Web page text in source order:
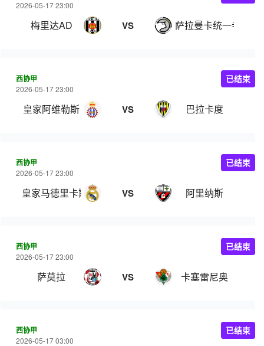
2026-05-17 23:00
梅里达AD VS 萨拉曼卡统一者
西协甲
2026-05-17 23:00
皇家阿维勒斯 VS 巴拉卡度
已结束
西协甲
2026-05-17 23:00
皇家马德里卡斯蒂亚 VS 阿里纳斯
已结束
西协甲
2026-05-17 23:00
萨莫拉 VS 卡塞雷尼奥
已结束
西协甲
2026-05-17 03:00
已结束